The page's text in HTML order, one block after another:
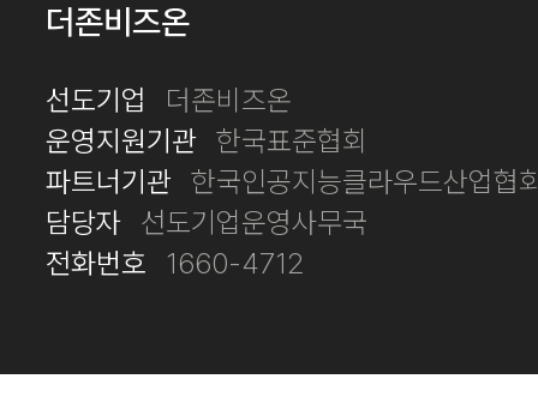
더존비즈온
선도기업
더존비즈온
운영지원기관 한국표준협회
파트너기관 한국인공지능클라우드산업협
담당자 선도기업운영사무국
전화번호
1660-4712